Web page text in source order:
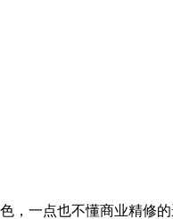
一点也不懂商业精修